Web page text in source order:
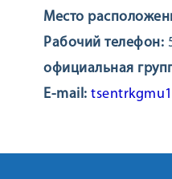
Место
Рабочий телефон:
официальная
E-mail: